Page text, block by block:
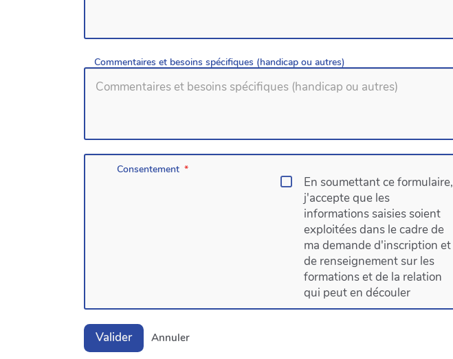
Commentaires et besoins spécifiques (handicap ou autres)
Consentement
En soumettant ce formulaire,
j'accepte que les
informations saisies soient
exploitées dans le cadre de
ma demande d'inscription et
de renseignement sur les
formations et de la relation
qui peut en découler
Valider Annuler